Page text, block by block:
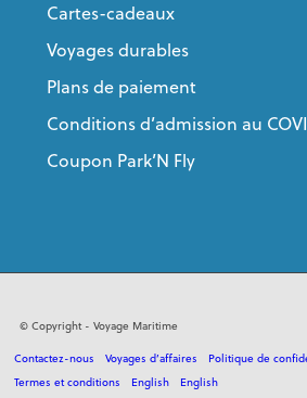
Cartes-cadeaux
Voyages durables
Plans de paiement
Conditions d’admission au
Coupon Park’N Fly
© Copyright - Voyage Maritime
Contactez-nous Voyages d’affaires
Politique de
Termes et conditions
English English